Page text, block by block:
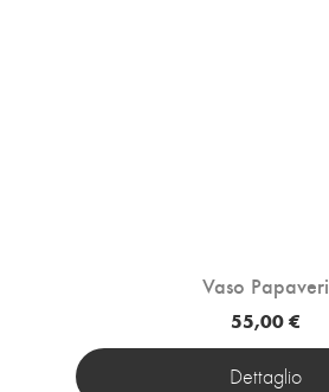
Vaso Papaveri
55,00 €
Dettaglio